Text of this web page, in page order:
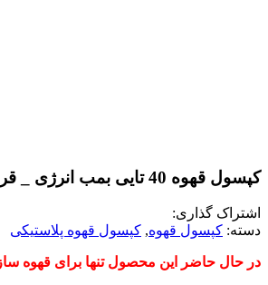
کپسول قهوه 40 تایی بمب انرژی _ قرمز (بدنه پلاستیکی)
اشتراک گذاری:
دسته: کپسول قهوه, کپسول قهوه پلاستیکی
در حال حاضر این محصول تنها برای قهوه